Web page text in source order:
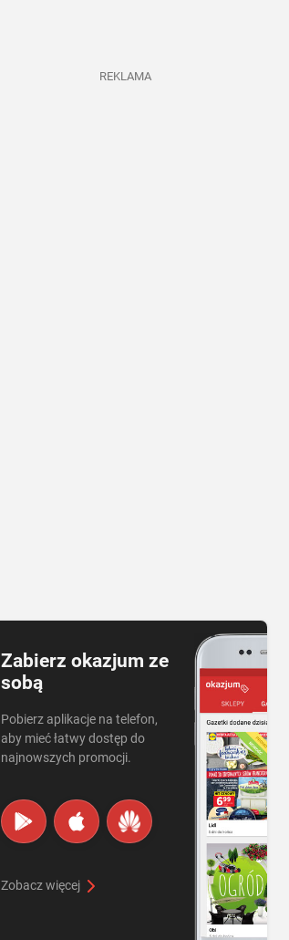
REKLAMA
Zabierz okazjum ze
sobą
Pobierz aplikacje na telefon,
aby mieć łatwy dostęp do
najnowszych promocji.
Zobacz więcej